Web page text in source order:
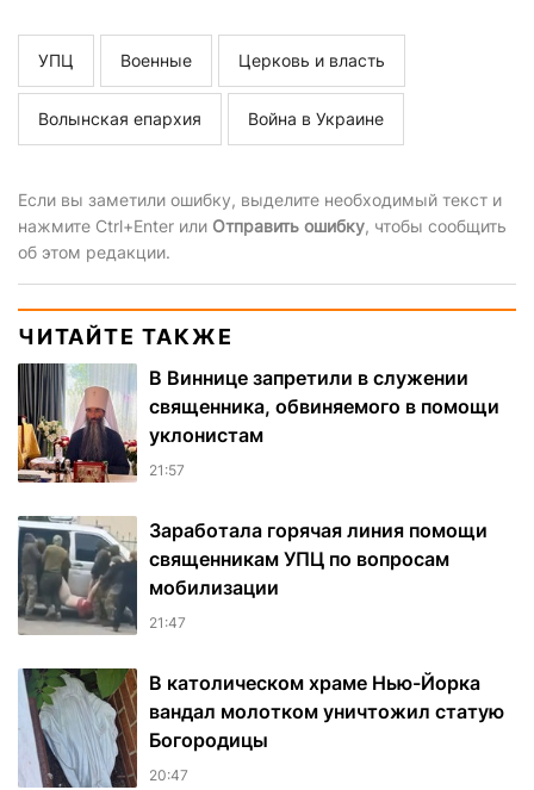
УПЦ Военные Церковь и власть
Волынская епархия Война в Украине
Если вы заметили ошибку, выделите необходимый текст и
нажмите Ctrl+Enter или Отправить ошибку, чтобы сообщить
об этом редакции.
ЧИТАЙТЕ ТАКЖЕ
В Виннице запретили в служении
священника, обвиняемого в помощи
уклонистам
21:57
Заработала горячая линия помощи
священникам УПЦ по вопросам
мобилизации
21:47
В католическом храме Нью-Йорка
вандал молотком уничтожил статую
Богородицы
20:47